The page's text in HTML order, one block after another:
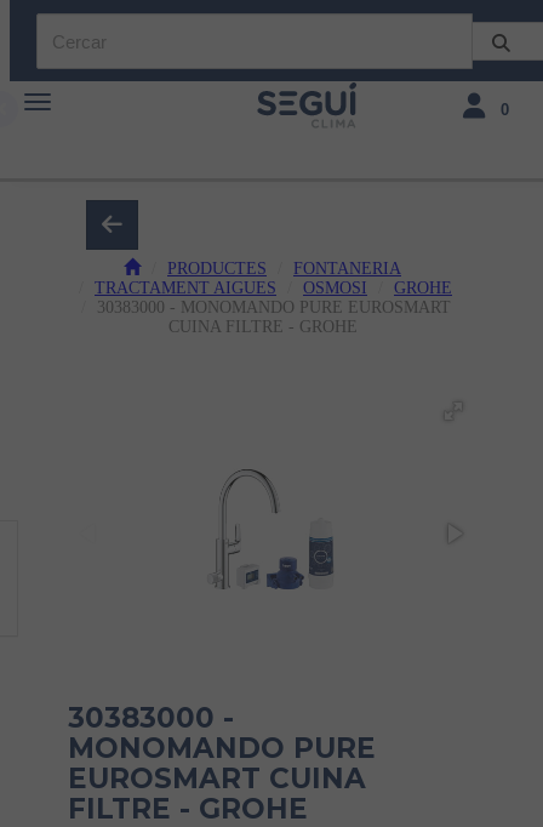
Toggle navigation Toggle
0
PRODUCTES
FONTANERIA
TRACTAMENT AIGUES
OSMOSI
GROHE
30383000 - MONOMANDO PURE EUROSMART
CUINA FILTRE - GROHE
30383000 -
MONOMANDO PURE
EUROSMART CUINA
FILTRE - GROHE